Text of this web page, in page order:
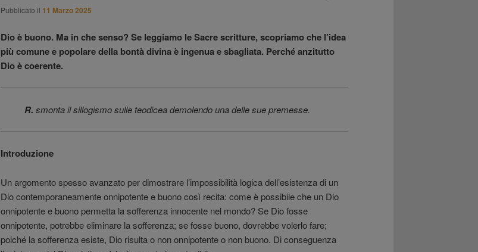
Pubblicato il 11 Marzo 2025
Dio è buono. Ma in che senso? Se leggiamo le Sacre scritture, scopriamo che l’idea
più comune e popolare della bontà divina è ingenua e sbagliata. Perché anzitutto
Dio è coerente.
R. smonta il sillogismo sulle teodicea demolendo una delle sue premesse.
Introduzione
Un argomento spesso avanzato per dimostrare l’impossibilità logica dell’esistenza di un
Dio contemporaneamente onnipotente e buono così recita: come è possibile che un Dio
onnipotente e buono permetta la sofferenza innocente nel mondo? Se Dio fosse
onnipotente, potrebbe eliminare la sofferenza; se fosse buono, dovrebbe volerlo fare;
poiché la sofferenza esiste, Dio risulta o non onnipotente o non buono. Di conseguenza